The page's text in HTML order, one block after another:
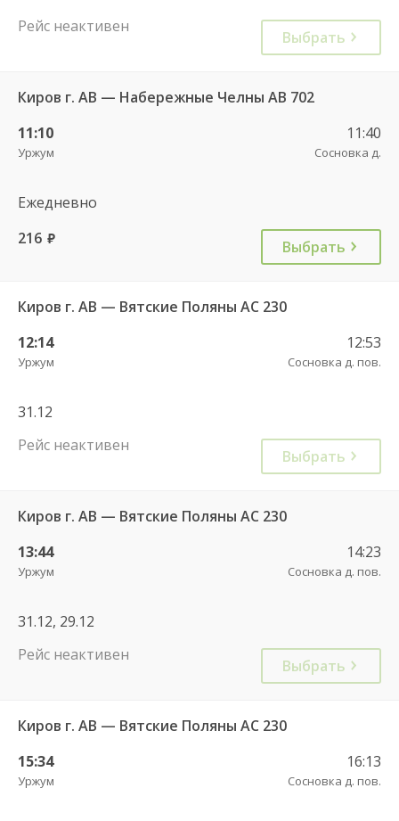
Рейс неактивен
Выбрать
Киров г. АВ — Набережные Челны АВ 702
11:10
Уржум
11:40
Сосновка д.
Ежедневно
216 руб. Выбрать
Киров г. АВ — Вятские Поляны АС 230
12:14
Уржум
12:53
Сосновка д. пов.
31.12
Рейс неактивен
Выбрать
Киров г. АВ — Вятские Поляны АС 230
13:44
Уржум
14:23
Сосновка д. пов.
31.12, 29.12
Рейс неактивен
Выбрать
Киров г. АВ — Вятские Поляны АС 230
15:34
Уржум
16:13
Сосновка д. пов.